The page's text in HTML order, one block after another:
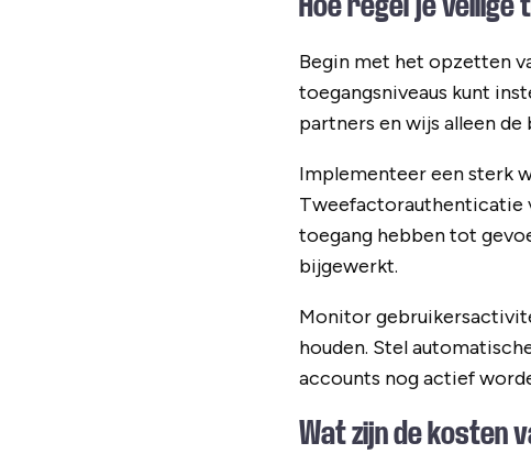
Begin met het opzetten
toegangsniveaus kunt
partners en wijs alleen
Implementeer een sterk
Tweefactorauthenticatie
toegang hebben tot
bijgewerkt.
Monitor
houden. Stel
accounts nog actief
Wat zijn de kosten